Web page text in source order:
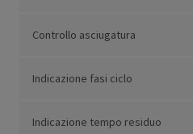
Controllo asciugatura
Indicazione fasi ciclo
Indicazione tempo residuo